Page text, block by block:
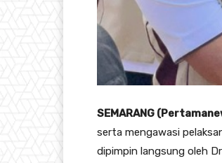
SEMARANG
serta mengawasi
dipimpin langsung oleh